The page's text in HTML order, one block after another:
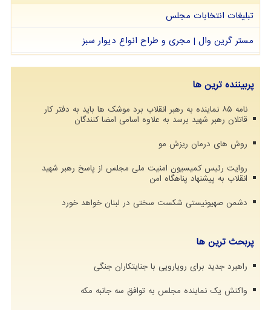
تبلیغات انتخابات مجلس
مستر گرین وال | مجری و طراح انواع دیوار سبز
پربیننده ترین ها
نامه ۸۵ نماینده به رهبر انقلاب برد موشک ها باید به دفتر کار
قاتلان رهبر شهید برسد به علاوه اسامی امضا کنندگان
روش های درمان ریزش مو
روایت رئیس کمیسیون امنیت ملی مجلس از پاسخ رهبر شهید
انقلاب به پیشنهاد پناهگاه امن
دشمن صهیونیستی شکست سختی در لبنان خواهد خورد
پربحث ترین ها
راهبرد جدید برای رویارویی با جنایتکاران جنگی
واکنش یک نماینده مجلس به توافق سه جانبه مکه